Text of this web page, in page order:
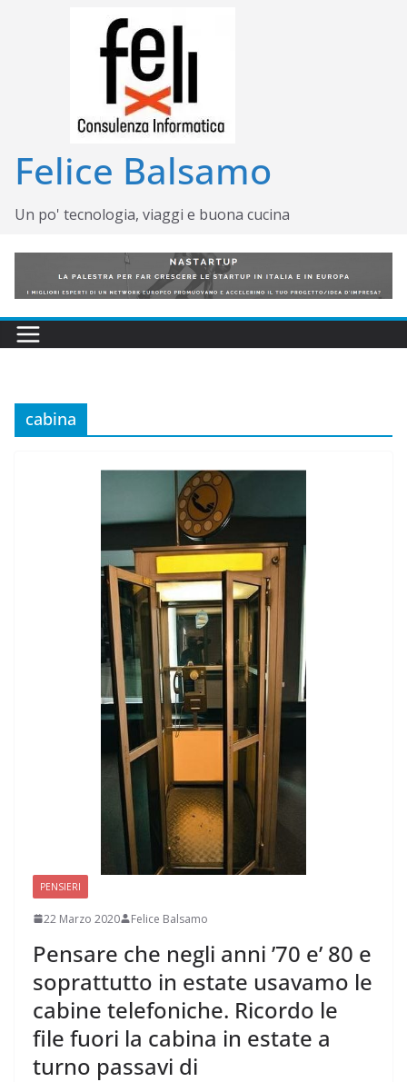
Felice Balsamo
Un po' tecnologia, viaggi e buona cucina
cabina
PENSIERI
22 Marzo 2020 Felice Balsamo
Pensare che negli anni ’70 e’ 80 e
soprattutto in estate usavamo le
cabine telefoniche. Ricordo le
file fuori la cabina in estate a
turno passavi di